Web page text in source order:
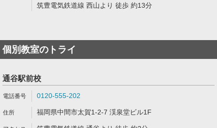
筑豊電気鉄道線 西山より 徒歩 約13分
個別教室のトライ
通谷駅前校
0120-555-202
福岡県中間市太賀1-2-7 渓泉堂ビル1F